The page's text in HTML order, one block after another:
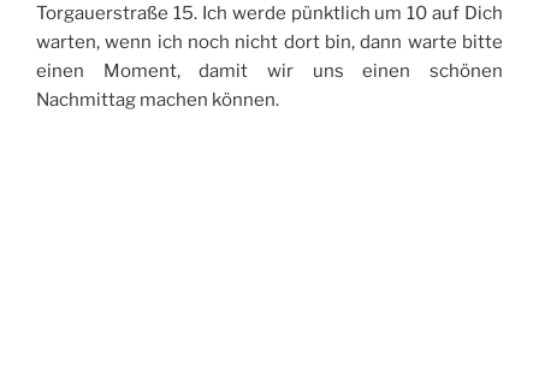
Torgauerstraße 15. Ich werde pünktlich um 10 auf Dich
warten, wenn ich noch nicht dort bin, dann warte bitte
einen Moment, damit wir uns einen schönen
Nachmittag machen können.